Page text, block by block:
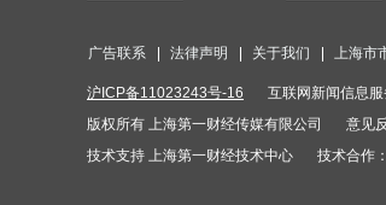
广告联系 法律声明 关于我们 上海市
沪ICP备11023243号-16 互联网新闻信息
版权所有 上海第一财经传媒有限公司
意见
技术支持 上海第一财经技术中心
技术合作：